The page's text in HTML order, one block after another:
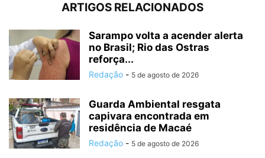
ARTIGOS RELACIONADOS
Sarampo volta a acender alerta
no Brasil; Rio das Ostras
reforça...
Redação - 5 de agosto de 2026
Guarda Ambiental resgata
capivara encontrada em
residência de Macaé
Redação - 5 de agosto de 2026